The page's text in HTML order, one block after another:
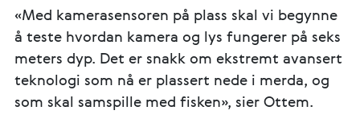
«Med kamerasensoren på plass skal vi begynne
å teste hvordan kamera og lys fungerer på seks
meters dyp. Det er snakk om ekstremt avansert
teknologi som nå er plassert nede i merda, og
som skal samspille med fisken», sier Ottem.